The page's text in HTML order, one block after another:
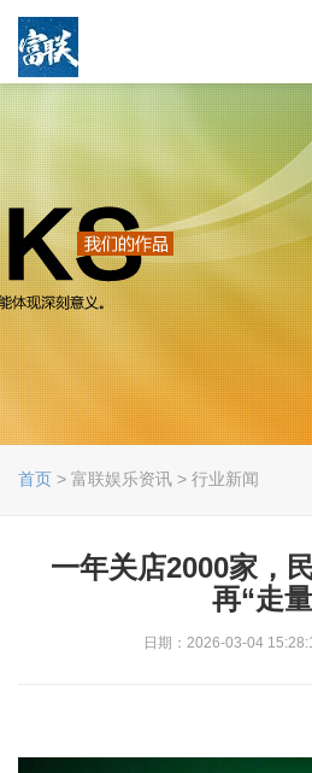
首页 > 富联娱乐资讯 > 行业新闻
一年关店2000家，
再“走
日期：2026-03-04